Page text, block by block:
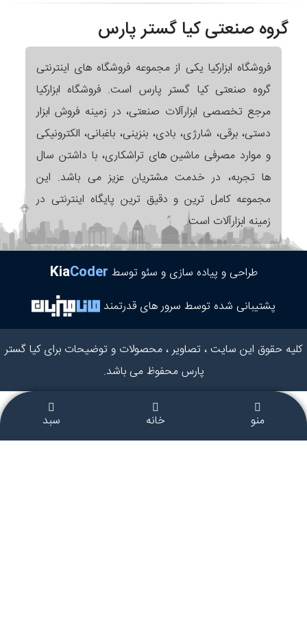
گروه صنعتی کیا گستر پارس
فروشگاه ابزارکیا یکی از مجموعه فروشگاه های اینترنتی
گروه صنعتی کیا گستر پارس است. فروشگاه ابزارکیا
مرجع تخصصی ابزارآلات صنعتی، در زمینه فروش ابزار
دستی، برقی، شارژی، بادی، بنزینی، باغبانی، الکترونیکی
و موارد مصرفی ماشین های تراشکاری، با داشتن سال
ها تجربه، در خدمت مشتریان عزیز می باشد. این
مجموعه کامل ترین و دقیق ترین پایگاه اینترنتی در
زمینه ابزارآلات است.
طراحی و پیاده سازی و سئو توسط KiaCoder
پشتیبانی شده توسط سرور های قدرتمند
کلیه حقوق این سایت ، تصاویر ، محصولات و توضیحات برای کیا گستر
پارس محفوظ می باشد.
منو خانه سبد